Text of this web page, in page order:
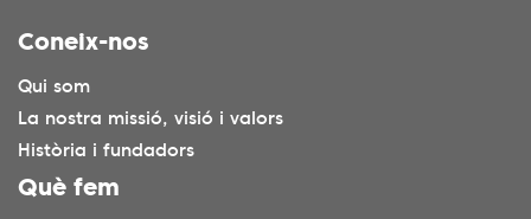
Coneix-nos
Qui som
La nostra missió, visió i valors
Història i fundadors
Què fem